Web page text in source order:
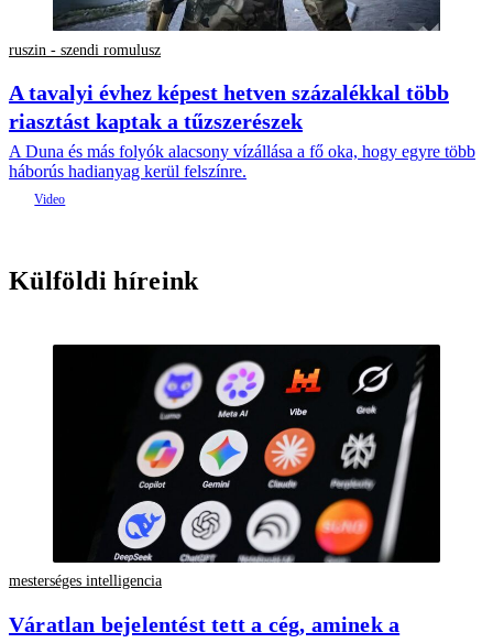
ruszin - szendi romulusz
A tavalyi évhez képest hetven százalékkal több
riasztást kaptak a tűzszerészek
A Duna és más folyók alacsony vízállása a fő oka, hogy egyre több
háborús hadianyag kerül felszínre.
Külföldi híreink
mesterséges intelligencia
Váratlan bejelentést tett a cég, aminek a